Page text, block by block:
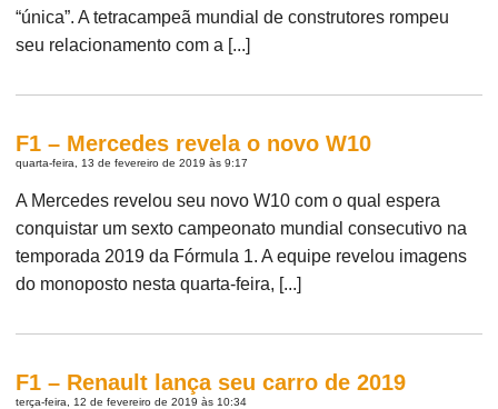
“única”. A tetracampeã mundial de construtores rompeu
seu relacionamento com a [...]
F1 – Mercedes revela o novo W10
quarta-feira, 13 de fevereiro de 2019 às 9:17
A Mercedes revelou seu novo W10 com o qual espera
conquistar um sexto campeonato mundial consecutivo na
temporada 2019 da Fórmula 1. A equipe revelou imagens
do monoposto nesta quarta-feira, [...]
F1 – Renault lança seu carro de 2019
terça-feira, 12 de fevereiro de 2019 às 10:34